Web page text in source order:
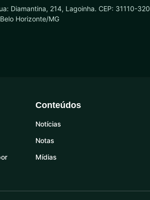
Diamantina, 214, Lagoinha. CEP: 31110-320
Horizonte/MG
Conteúdos
Notícias
Notas
Mídias